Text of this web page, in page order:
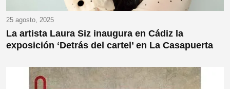
25 agosto, 2025
La artista Laura Siz inaugura en Cádiz la
exposición ‘Detrás del cartel’ en La Casapuerta